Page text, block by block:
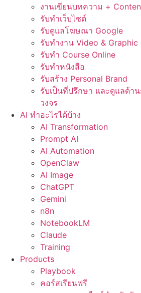
งานเขียนบทความ +
รับทำเว็บไซต์
รับดูแลโฆษณา Google
รับทำงาน Video & Graphic
รับทำ Course Online
รับทำหนังสือ
รับสร้าง Personal Brand
รับเป็นที่ปรึกษา และดูแลด้า
วงจร
AI ทำอะไรได้บ้าง
AI Transformation
Prompt AI
AI Automation
OpenClaw
AI Image
ChatGPT
Gemini
n8n
NotebookLM
Claude
Training
Products
Playbook
คอร์สเรียนฟรี